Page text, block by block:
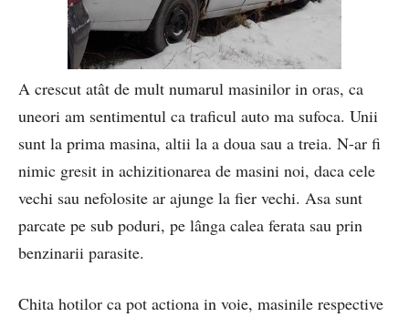
A crescut atât de mult numarul masinilor in oras, ca
uneori am sentimentul ca traficul auto ma sufoca. Unii
sunt la prima masina, altii la a doua sau a treia. N-ar fi
nimic gresit in achizitionarea de masini noi, daca cele
vechi sau nefolosite ar ajunge la fier vechi. Asa sunt
parcate pe sub poduri, pe lânga calea ferata sau prin
benzinarii parasite.
Chita hotilor ca pot actiona in voie, masinile respective